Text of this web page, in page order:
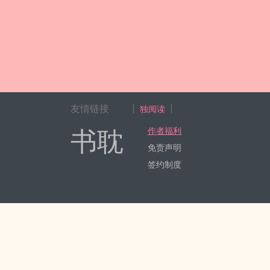
友情链接 独阅读
书耽
作者福利
免责声明
签约制度